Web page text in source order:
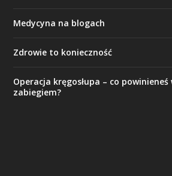
Medycyna na blogach
Zdrowie to konieczność
Operacja kręgosłupa – co
zabiegiem?